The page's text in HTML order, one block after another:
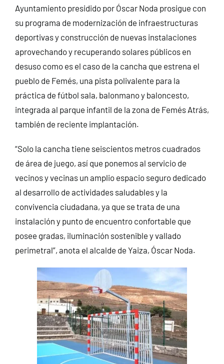
Ayuntamiento presidido por Óscar Noda prosigue con
su programa de modernización de infraestructuras
deportivas y construcción de nuevas instalaciones
aprovechando y recuperando solares públicos en
desuso como es el caso de la cancha que estrena el
pueblo de Femés, una pista polivalente para la
práctica de fútbol sala, balonmano y baloncesto,
integrada al parque infantil de la zona de Femés Atrás,
también de reciente implantación.
“Solo la cancha tiene seiscientos metros cuadrados
de área de juego, así que ponemos al servicio de
vecinos y vecinas un amplio espacio seguro dedicado
al desarrollo de actividades saludables y la
convivencia ciudadana, ya que se trata de una
instalación y punto de encuentro confortable que
posee gradas, iluminación sostenible y vallado
perimetral”, anota el alcalde de Yaiza, Óscar Noda.